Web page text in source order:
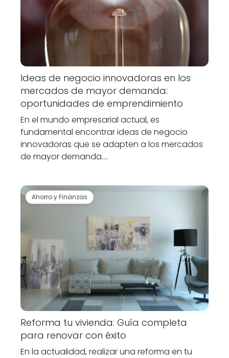
Ideas de negocio innovadoras en los
mercados de mayor demanda:
oportunidades de emprendimiento
En el mundo empresarial actual, es
fundamental encontrar ideas de negocio
innovadoras que se adapten a los mercados
de mayor demanda.…
Ahorro y Finanzas
Reforma tu vivienda: Guía completa
para renovar con éxito
En la actualidad, realizar una reforma en tu